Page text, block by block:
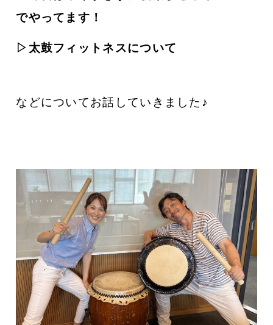
でやってます！
▷太鼓フィットネスについて
などについてお話していきました♪